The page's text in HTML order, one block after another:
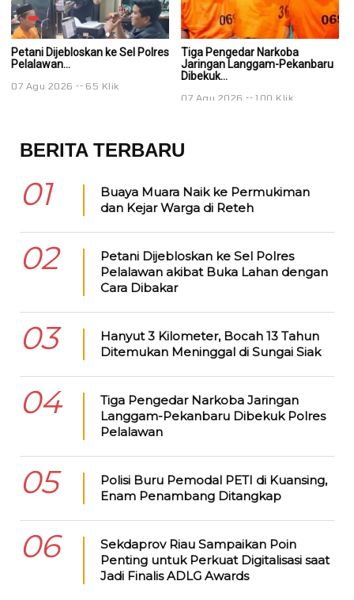
Petani Dijebloskan ke Sel Polres
Pelalawan...
07 Agu 2026 65 Klik
Tiga Pengedar Narkoba
Jaringan Langgam-Pekanbaru
Dibekuk...
07 Agu 2026 100 Klik
BERITA TERBARU
01
Buaya Muara Naik ke Permukiman
dan Kejar Warga di Reteh
02
Petani Dijebloskan ke Sel Polres
Pelalawan akibat Buka Lahan dengan
Cara Dibakar
03
Hanyut 3 Kilometer, Bocah 13 Tahun
Ditemukan Meninggal di Sungai Siak
04
Tiga Pengedar Narkoba Jaringan
Langgam-Pekanbaru Dibekuk Polres
Pelalawan
05
Polisi Buru Pemodal PETI di Kuansing,
Enam Penambang Ditangkap
06
Sekdaprov Riau Sampaikan Poin
Penting untuk Perkuat Digitalisasi saat
Jadi Finalis ADLG Awards